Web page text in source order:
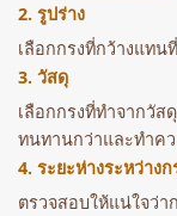
2. รูปร่าง
เลือกกรงที่กว้างแท
3. วัสดุ
เลือกกรงที่ทำจากวัส
ทนทานกว่าและทำค
4. ระยะห่างระหว่างก
ตรวจสอบให้แน่ใจว่า